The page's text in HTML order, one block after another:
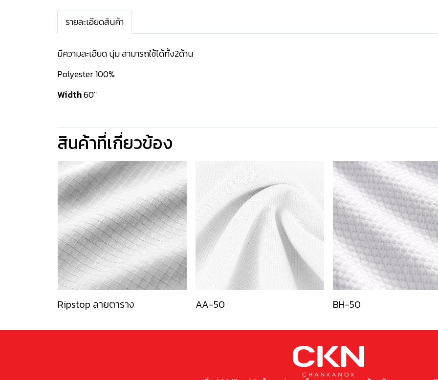
รายละเอียดสินค้า
มีความละเอียด นุ่ม สามารถใช้ได้ทั้ง2ด้าน
Polyester 100%
Width60''
สินค้าที่เกี่ยวข้อง
Ripstop ลายตาราง AA-50 BH-50